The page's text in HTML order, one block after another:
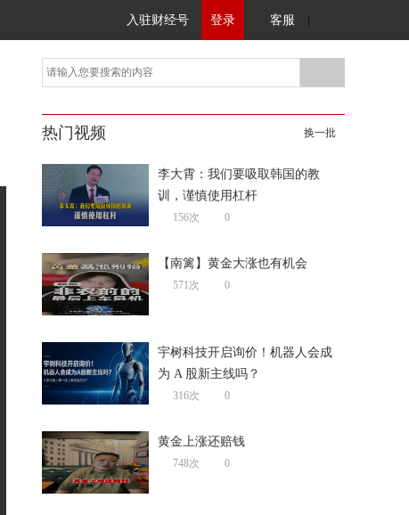
入驻财经号 登录 客服
热门视频 换一批
李大霄：我们要吸取韩国的教
训，谨慎使用杠杆
156次 0
【南篱】黄金大涨也有机会
571次 0
宇树科技开启询价！机器人会成
为 A 股新主线吗？
316次 0
黄金上涨还赔钱
748次 0